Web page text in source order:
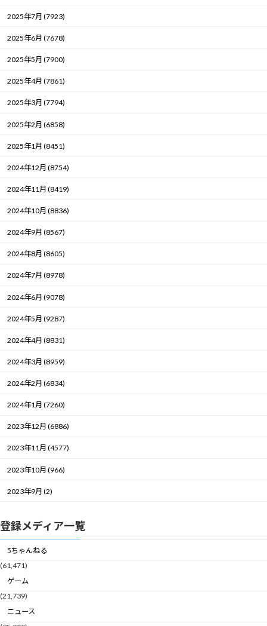
2025年7月 (7923)
2025年6月 (7678)
2025年5月 (7900)
2025年4月 (7861)
2025年3月 (7794)
2025年2月 (6858)
2025年1月 (8451)
2024年12月 (8754)
2024年11月 (8419)
2024年10月 (8836)
2024年9月 (8567)
2024年8月 (8605)
2024年7月 (8978)
2024年6月 (9078)
2024年5月 (9287)
2024年4月 (8831)
2024年3月 (8959)
2024年2月 (6834)
2024年1月 (7260)
2023年12月 (6886)
2023年11月 (4577)
2023年10月 (966)
2023年9月 (2)
登録メディア一覧
5ちゃんねる
(61,471)
ゲーム
(21,739)
ニュース